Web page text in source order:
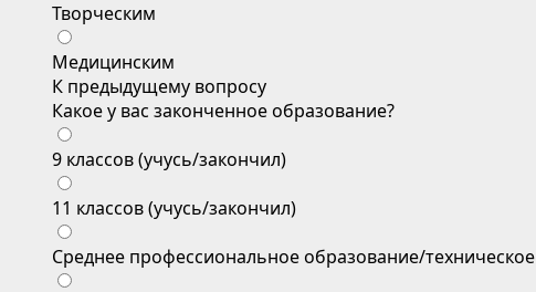
Творческим
Медицинским
К предыдущему вопросу
Какое у вас законченное образование?
9 классов (учусь/закончил)
11 классов (учусь/закончил)
Среднее профессиональное образование/техническое